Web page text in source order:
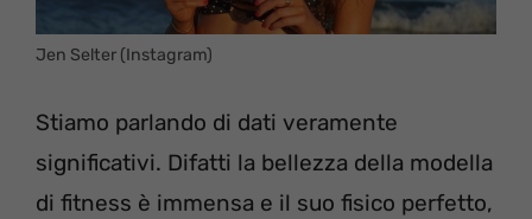
Jen Selter (Instagram)
Stiamo parlando di dati veramente
significativi. Difatti la bellezza della modella
di fitness è immensa e il suo fisico perfetto,